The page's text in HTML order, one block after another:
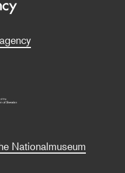
Nationalmuseum